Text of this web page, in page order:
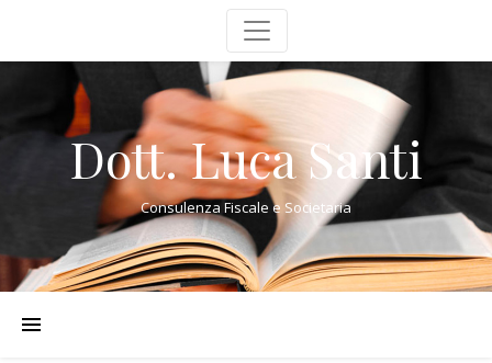
Dott. Luca Santi
Consulenza Fiscale e Societaria